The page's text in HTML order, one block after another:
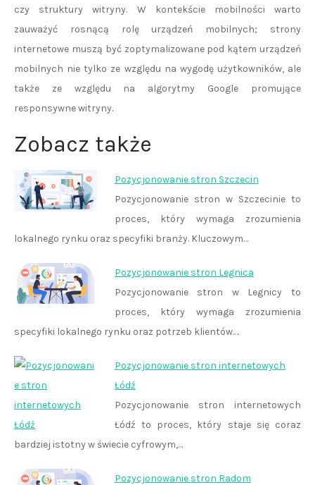
czy struktury witryny. W kontekście mobilności warto
zauważyć rosnącą rolę urządzeń mobilnych; strony
internetowe muszą być zoptymalizowane pod kątem urządzeń
mobilnych nie tylko ze względu na wygodę użytkowników, ale
także ze względu na algorytmy Google promujące
responsywne witryny.
Zobacz także
Pozycjonowanie stron Szczecin
Pozycjonowanie stron w Szczecinie to
proces, który wymaga zrozumienia
lokalnego rynku oraz specyfiki branży. Kluczowym…
Pozycjonowanie stron Legnica
Pozycjonowanie stron w Legnicy to
proces, który wymaga zrozumienia
specyfiki lokalnego rynku oraz potrzeb klientów.…
Pozycjonowanie stron internetowych
Łódź
Pozycjonowanie stron internetowych
Łódź to proces, który staje się coraz
bardziej istotny w świecie cyfrowym,…
Pozycjonowanie stron Radom